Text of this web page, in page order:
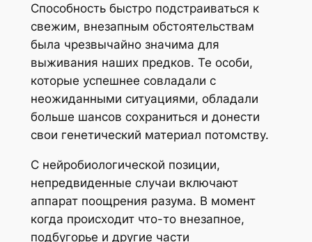
Способность быстро подстраиваться к
свежим, внезапным обстоятельствам
была чрезвычайно значима для
выживания наших предков. Те особи,
которые успешнее совладали с
неожиданными ситуациями, обладали
больше шансов сохраниться и донести
свои генетический материал потомству.
С нейробиологической позиции,
непредвиденные случаи включают
аппарат поощрения разума. В момент
когда происходит что-то внезапное,
подбугорье и другие части